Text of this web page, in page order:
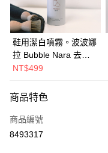
悠遊付
全盈+PAY
AFTEE先享後付
相關說明
AFTEE先享後付是「在收到
１．簡單：不需註冊會員、
２．便利：只要手機號碼，
ATM付款
運送方式
鞋用潔白噴霧。波波娜
拉 Bubble Nara 去除
皮鞋髒汙，乾淨潔白
NT$499
商品特色
商品編號
8493317